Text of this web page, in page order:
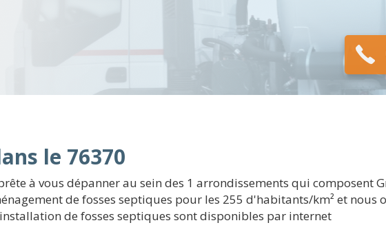
le 76370
à vous dépanner au sein des 1 arrondissements qui composent
de fosses septiques pour les 255 d'habitants/km² et nous
de fosses septiques sont disponibles par internet